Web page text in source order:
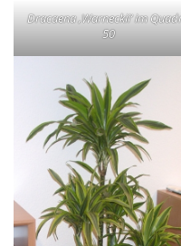
Dracaena ‚Warneckii‘ im
50